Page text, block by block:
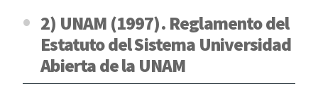
2) UNAM (1997). Reglamento del
Estatuto del Sistema Universidad
Abierta de la UNAM